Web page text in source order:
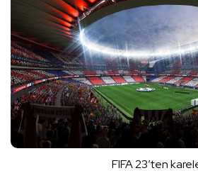
FIFA 23’ten